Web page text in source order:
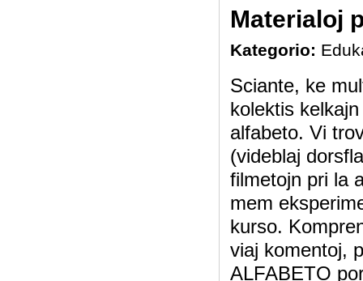
Materialoj
Kategorio:
Sciante, ke
kolektis
alfabeto. Vi
(videblaj
filmetojn pri la
mem
kurso.
viaj komentoj,
ALFABETO